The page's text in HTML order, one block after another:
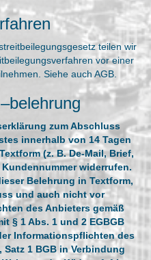
teilen wir
vor einer
Siehe auch AGB.
zum Abschluss
innerhalb von 14 Tagen
(z. B. De-Mail, Brief,
widerrufen.
Belehrung in Textform,
und auch nicht vor
des Anbieters gemäß
§ 1 Abs. 1 und 2 EGBGB
Informationspflichten des
Satz 1 BGB in Verbindung